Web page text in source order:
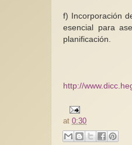
f) Incorporación
esencial para
planificación.
http://
at0:30